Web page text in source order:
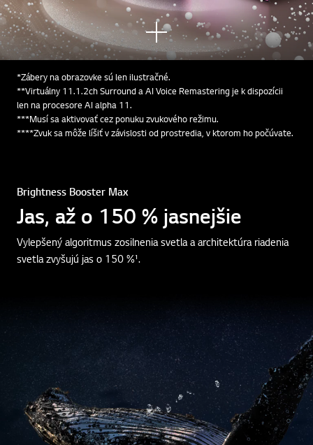
Zobr
aziť
viac
*Zábery na obrazovke sú len ilustračné.
**Virtuálny 11.1.2ch Surround a AI Voice Remastering je k dispozícii
len na procesore AI alpha 11.
Brightness Booster Max
Jas, až o 150 % jasnejšie
Vylepšený algoritmus zosilnenia svetla a architektúra riadenia